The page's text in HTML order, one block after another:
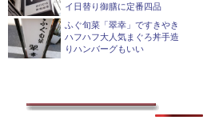
イ日替り御膳に定番四品
ふぐ旬菜「翠幸」ですきやき
ハフハフ大人気まぐろ丼手造
りハンバーグもいい